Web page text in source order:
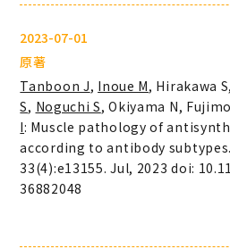
2023-07-01
原著
Tanboon J, Inoue M, Hirakawa
S, Noguchi S, Okiyama N,
I: Muscle pathology of
according to antibody subtypes.
33(4):e13155. Jul, 2023 doi:
36882048